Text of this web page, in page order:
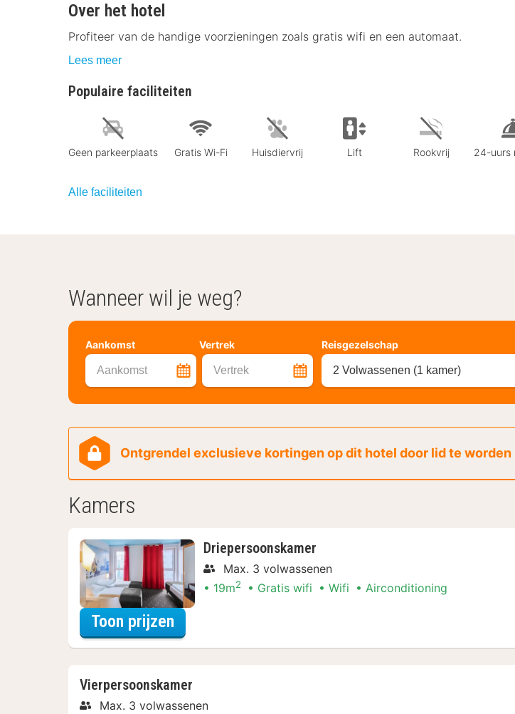
Over het hotel
Profiteer van de handige voorzieningen zoals gratis wifi en een automaat.
Lees meer
Populaire faciliteiten
Geen parkeerplaats Gratis Wi-Fi Huisdiervrij Lift Rookvrij 24-uurs
Alle faciliteiten
Wanneer wil je weg?
Aankomst Vertrek
Aankomst Vertrek
Reisgezelschap
2 Volwassenen (1 kamer)
Ontgrendel exclusieve kortingen op dit hotel door lid te worden
Kamers
Driepersoonskamer
Max. 3 volwassenen
19m2 Gratis wifi Wifi Airconditioning
Toon prijzen
Vierpersoonskamer
Max. 3 volwassenen